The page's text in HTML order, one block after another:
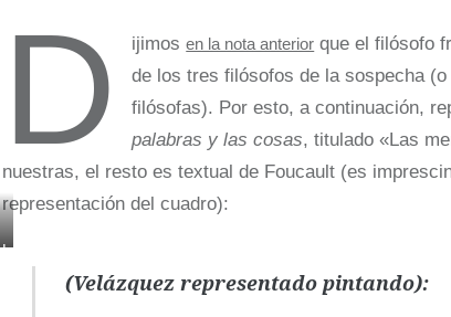
D ijimosen la nota anterior que el filósofo
de los tres filósofos de la sospecha (o
filósofas). Por esto, a continuación,
palabras y las cosas, titulado «Las
nuestras, el resto es textual de Foucault (es
representación del cuadro):
Las
(Velázquez representado pintando):